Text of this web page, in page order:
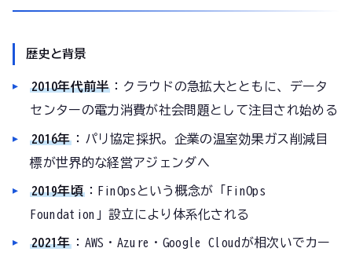
歴史と背景
2010年代前半 ：クラウドの急拡大とともに、データ
センターの電力消費が社会問題として注目され始める
2016年 ：パリ協定採択。企業の温室効果ガス削減目
標が世界的な経営アジェンダへ
2019年頃：FinOpsという概念が「FinOps
Foundation」設立により体系化される
2021年 ：AWS・Azure・Google Cloudが相次いでカー